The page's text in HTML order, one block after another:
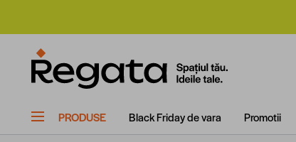
PRODUSE Black Friday de vara Promotii